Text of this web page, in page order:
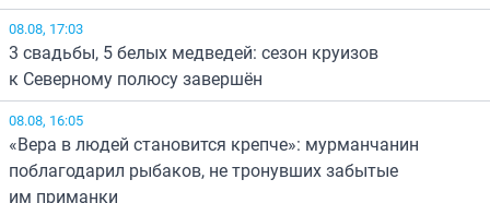
08.08, 17:03
3 свадьбы, 5 белых медведей: сезон круизов
к Северному полюсу завершён
08.08, 16:05
«Вера в людей становится крепче»: мурманчанин
поблагодарил рыбаков, не тронувших забытые
им приманки